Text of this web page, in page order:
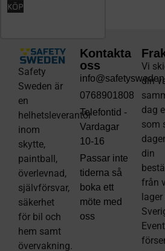
KÖP
Safety
Sweden är
en
helhetsleverantör
inom
skytte,
paintball,
överlevnad,
självförsvar,
säkerhet
för bil och
hem samt
övervakning.
Kontakta
oss
0768901808
Telefontid -
Vardagar
10-16
Passar inte
tiderna så
boka ett
möte med
oss
Vi
din
dag
som
din
från
lager